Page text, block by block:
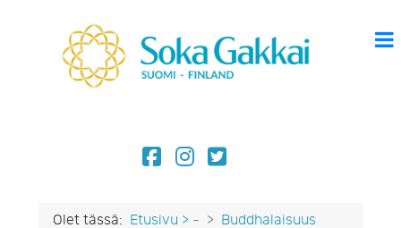
Olet tässä: Etusivu > -
Buddhalaisuus